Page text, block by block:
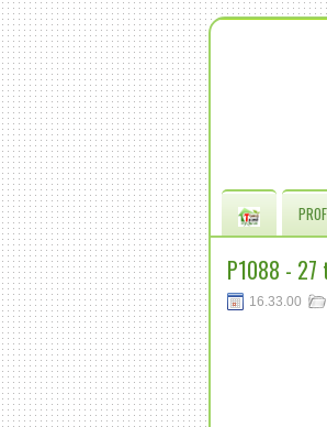
P1088 - 27
16.33.00